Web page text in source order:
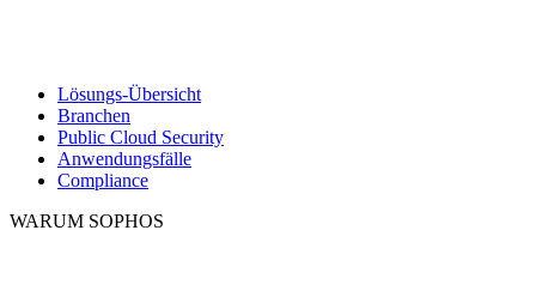
Lösungs-Übersicht
Branchen
Public Cloud Security
Anwendungsfälle
Compliance
WARUM SOPHOS